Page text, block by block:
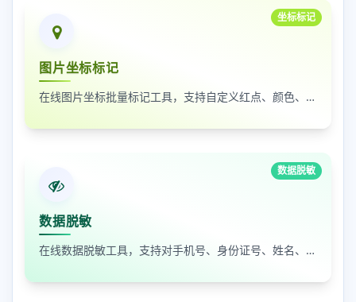
坐标标记
图片坐标标记
在线图片坐标批量标记工具，支持自定义红点、颜色、大小及序号
数据脱敏
数据脱敏
在线数据脱敏工具，支持对手机号、身份证号、姓名、邮箱等敏感数据进行批量脱敏处理，保护隐私安全